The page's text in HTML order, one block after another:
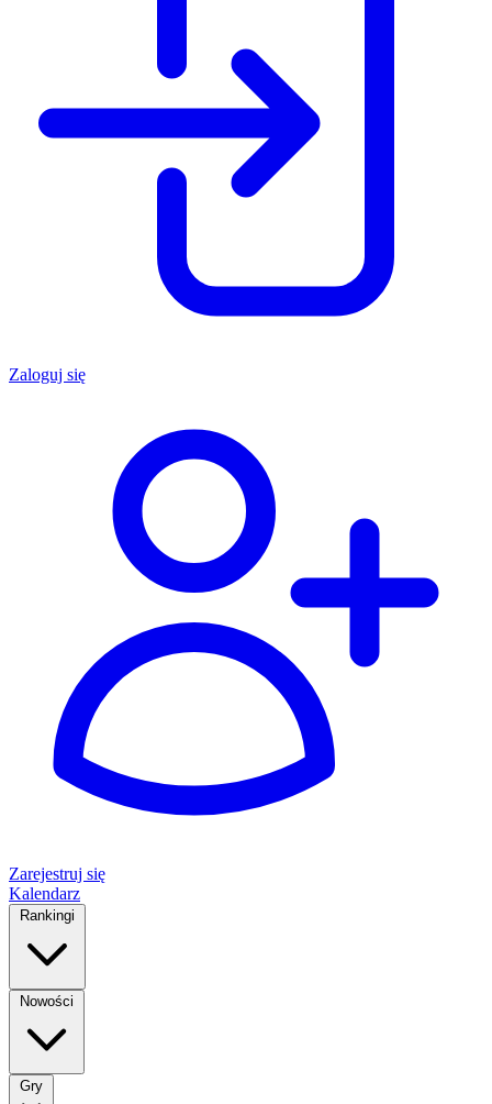
Zaloguj się
Zarejestruj się
Kalendarz
Rankingi
Nowości
Gry